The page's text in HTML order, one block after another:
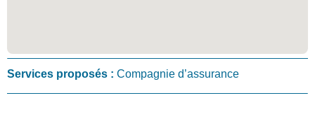
Services proposés : Compagnie d’assurance